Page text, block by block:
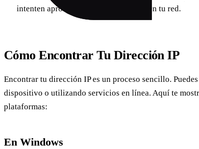
intenten aprovechar vulnerabilidades en tu red.
Cómo Encontrar Tu Dirección IP
Encontrar tu dirección IP es un proceso sencillo.
dispositivo o utilizando servicios en línea. Aquí te
plataformas:
En Windows